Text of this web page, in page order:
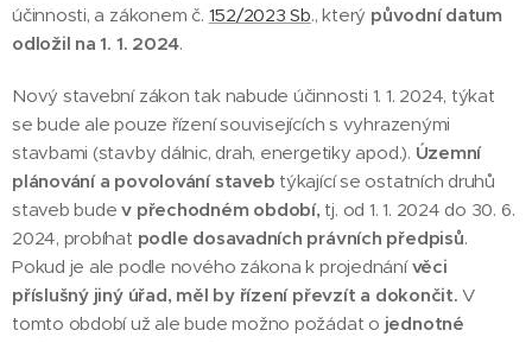
účinnosti, a zákonem č. 152/2023 Sb., který původní datum
odložil na 1. 1. 2024.
Nový stavební zákon tak nabude účinnosti 1. 1. 2024, týkat
se bude ale pouze řízení souvisejících s vyhrazenými
stavbami (stavby dálnic, drah, energetiky apod.). Územní
plánování a povolování staveb týkající se ostatních druhů
staveb budev přechodném období, tj. od 1. 1. 2024 do 30. 6.
2024, probíhat podle dosavadních právních předpisů.
Pokud je ale podle nového zákona k projednánívěci
příslušný jiný úřad, měl by řízení převzít a dokončit. V
tomto období už ale bude možno požádat o jednotné